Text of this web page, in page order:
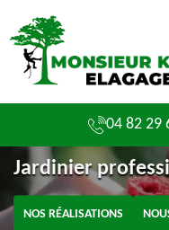
04 82 29
Jardinier
NOS RÉALISATIONS